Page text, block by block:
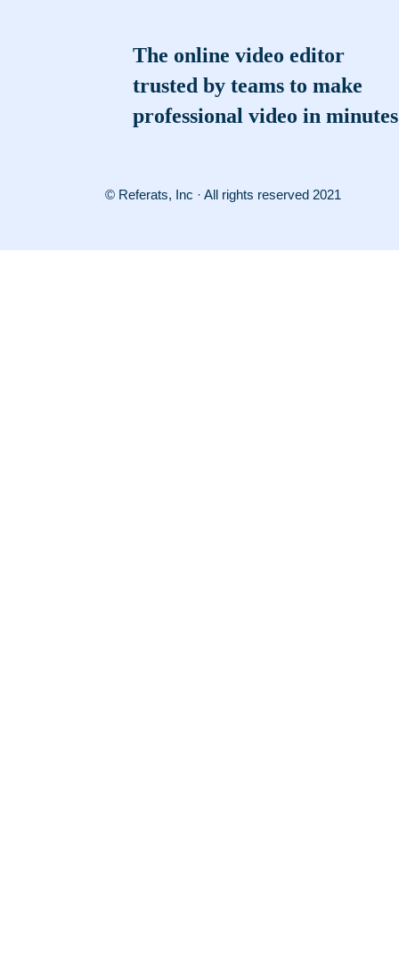
The online video editor
trusted by teams to make
professional video in minutes
© Referats, Inc · All rights reserved 2021